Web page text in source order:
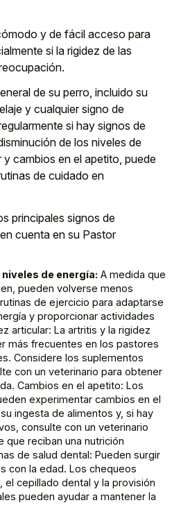
y de fácil acceso para
si la rigidez de las
de su perro, incluido su
y cualquier signo de
si hay signos de
de los niveles de
y cambios en el apetito, puede
de cuidado en
principales signos de
cuenta en su Pastor
de energía: A medida que
pueden volverse menos
de ejercicio para adaptarse
y proporcionar actividades
articular: La artritis y la rigidez
más frecuentes en los pastores
Considere los suplementos
con un veterinario para obtener
Cambios en el apetito: Los
experimentar cambios en el
ingesta de alimentos y, si hay
consulte con un veterinario
que reciban una nutrición
de salud dental: Pueden surgir
con la edad. Los chequeos
el cepillado dental y la provisión
pueden ayudar a mantener la